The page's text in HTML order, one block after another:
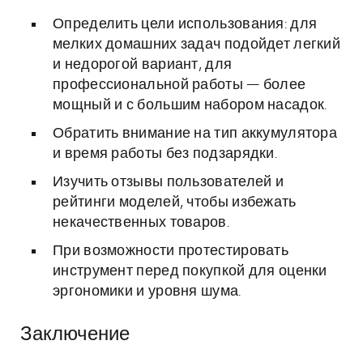
Определить цели использования: для
мелких домашних задач подойдет легкий
и недорогой вариант, для
профессиональной работы — более
мощный и с большим набором насадок.
Обратить внимание на тип аккумулятора
и время работы без подзарядки.
Изучить отзывы пользователей и
рейтинги моделей, чтобы избежать
некачественных товаров.
При возможности протестировать
инструмент перед покупкой для оценки
эргономики и уровня шума.
Заключение